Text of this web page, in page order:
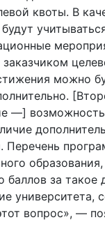
квоты. В
можно
—]
Перечень
баллов за
университета,
вопрос», —